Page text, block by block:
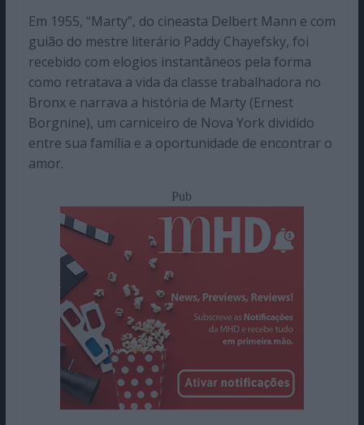
Em 1955, “Marty”, do cineasta Delbert Mann e com
guião do mestre literário Paddy Chayefsky, foi
recebido com elogios instantâneos pela forma
como retratava a vida da classe trabalhadora no
Bronx e narrava a história de Marty (Ernest
Borgnine), um carniceiro de Nova York dividido
entre sua família e a oportunidade de encontrar o
amor.
Pub